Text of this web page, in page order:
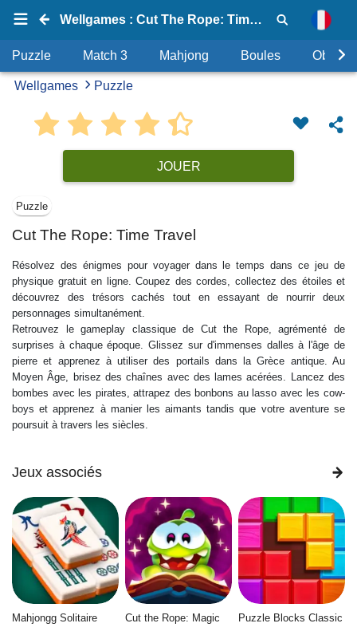
Wellgames : Cut The Rope: Time Travel
Puzzle Match 3 Mahjong Boules Objets
Wellgames Puzzle
JOUER
Puzzle
Cut The Rope: Time Travel
Résolvez des énigmes pour voyager dans le temps dans ce jeu de
physique gratuit en ligne. Coupez des cordes, collectez des étoiles et
découvrez des trésors cachés tout en essayant de nourrir deux
personnages simultanément.
Retrouvez le gameplay classique de Cut the Rope, agrémenté de
surprises à chaque époque. Glissez sur d'immenses dalles à l'âge de
pierre et apprenez à utiliser des portails dans la Grèce antique. Au
Moyen Âge, brisez des chaînes avec des lames acérées. Lancez des
bombes avec les pirates, attrapez des bonbons au lasso avec les cow-
boys et apprenez à manier les aimants tandis que votre aventure se
poursuit à travers les siècles.
Jeux associés
Mahjongg Solitaire Cut the Rope: Magic Puzzle Blocks Classic